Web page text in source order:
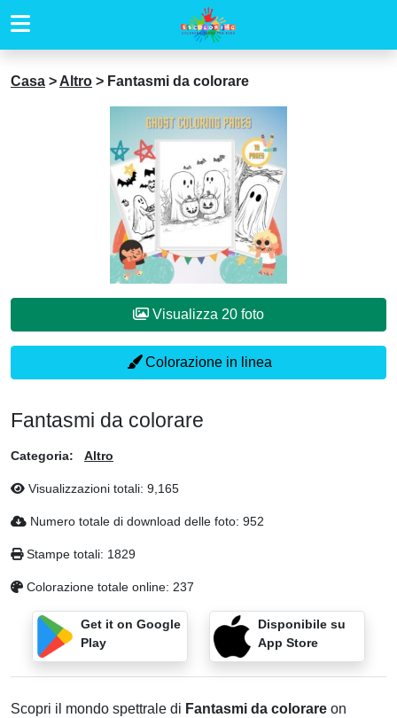
Casa > Altro > Fantasmi da colorare
Visualizza 20 foto
Colorazione in linea
Fantasmi da colorare
Categoria: Altro
Visualizzazioni totali: 9,165
Numero totale di download delle foto: 952
Stampe totali: 1829
Colorazione totale online: 237
Get it on Google
Play
Disponibile su
App Store
Scopri il mondo spettrale di Fantasmi da colorare on